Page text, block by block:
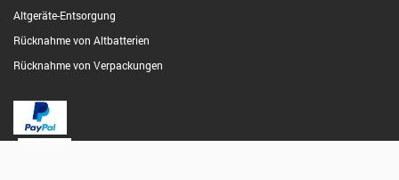
Altgeräte-Entsorgung
Rücknahme von Altbatterien
Rücknahme von Verpackungen